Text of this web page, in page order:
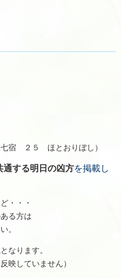
七宿 ２５ ほとおりぼし）
通する明日の凶方を掲載し
・・・
る方は
。
なります。
映していません）